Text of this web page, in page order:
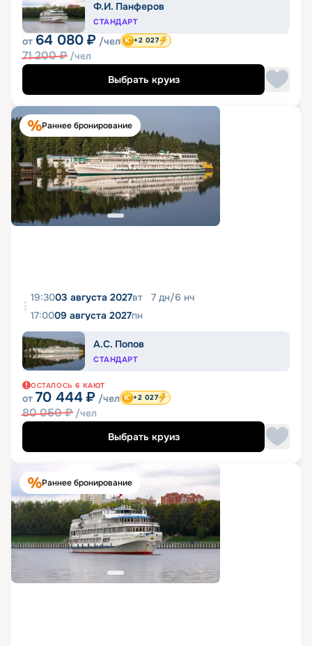
Ф.И. Панферов
СТАНДАРТ
от 64 080 ₽ /чел
71 200₽ /чел
+2 027
Выбрать круиз
Раннее бронирование
19:3003 августа 2027вт 7 дн/6 нч
17:0009 августа 2027пн
А.С. Попов
СТАНДАРТ
ОСТАЛОСЬ 6 КАЮТ
от 70 444 ₽ /чел
80 050₽ /чел
+2 027
Выбрать круиз
Раннее бронирование